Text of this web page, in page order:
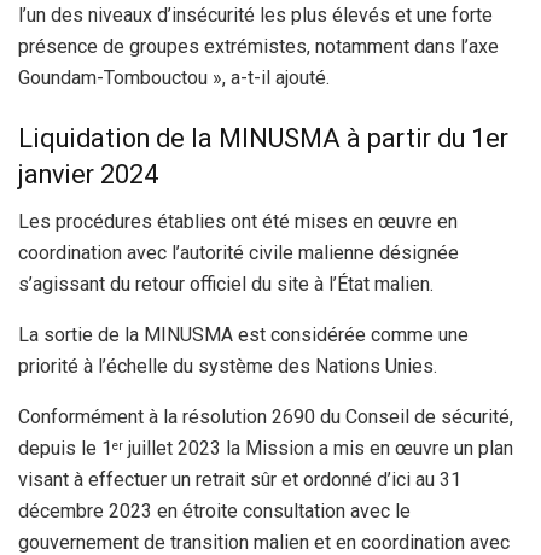
l’un des niveaux d’insécurité les plus élevés et une forte
présence de groupes extrémistes, notamment dans l’axe
Goundam-Tombouctou », a-t-il ajouté.
Liquidation de la MINUSMA à partir du 1er
janvier 2024
Les procédures établies ont été mises en œuvre en
coordination avec l’autorité civile malienne désignée
s’agissant du retour officiel du site à l’État malien.
La sortie de la MINUSMA est considérée comme une
priorité à l’échelle du système des Nations Unies.
Conformément à la résolution 2690 du Conseil de sécurité,
depuis le 1er juillet 2023 la Mission a mis en œuvre un plan
visant à effectuer un retrait sûr et ordonné d’ici au 31
décembre 2023 en étroite consultation avec le
gouvernement de transition malien et en coordination avec